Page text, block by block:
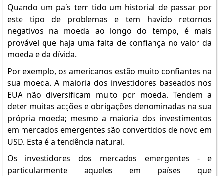
Quando um país tem tido um historial de passar por
este tipo de problemas e tem havido retornos
negativos na moeda ao longo do tempo, é mais
provável que haja uma falta de confiança no valor da
moeda e da dívida.
Por exemplo, os americanos estão muito confiantes na
sua moeda. A maioria dos investidores baseados nos
EUA não diversificam muito por moeda. Tendem a
deter muitas acções e obrigações denominadas na sua
própria moeda; mesmo a maioria dos investimentos
em mercados emergentes são convertidos de novo em
USD. Esta é a tendência natural.
Os investidores dos mercados emergentes - e
particularmente aqueles em países que